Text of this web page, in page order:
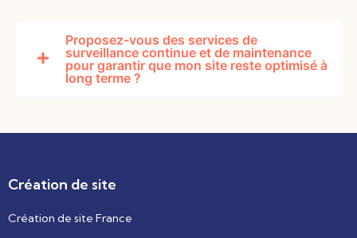
Proposez-vous des services de
surveillance continue et de maintenance
pour garantir que mon site reste optimisé à
long terme ?
Création de site
Création de site France